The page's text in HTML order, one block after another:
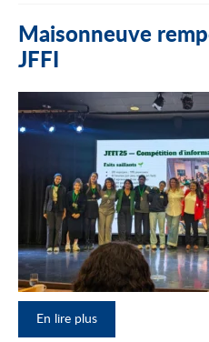
Maisonneuve
JFFI
En lire plus